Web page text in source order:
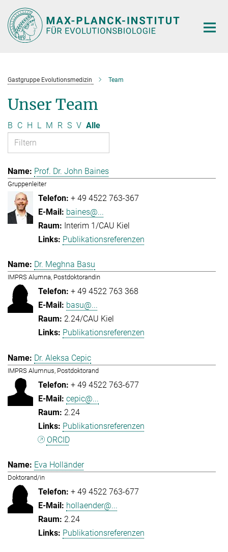
Hauptinhalt
Gastgruppe Evolutionsmedizin Team
Unser Team
B C H L M R S V Alle
Prof. Dr. John Baines
Gruppenleiter
+ 49 4522 763-367
baines@...
Interim 1/CAU Kiel
Publikationsreferenzen
Dr. Meghna Basu
IMPRS Alumna, Postdoktorandin
+ 49 4522 763 368
basu@...
2.24/CAU Kiel
Publikationsreferenzen
Dr. Aleksa Cepic
IMPRS Alumnus, Postdoktorand
+ 49 4522 763-677
cepic@...
2.24
Publikationsreferenzen
ORCID
Eva Holländer
Doktorand/in
+ 49 4522 763-677
hollaender@...
2.24
Publikationsreferenzen